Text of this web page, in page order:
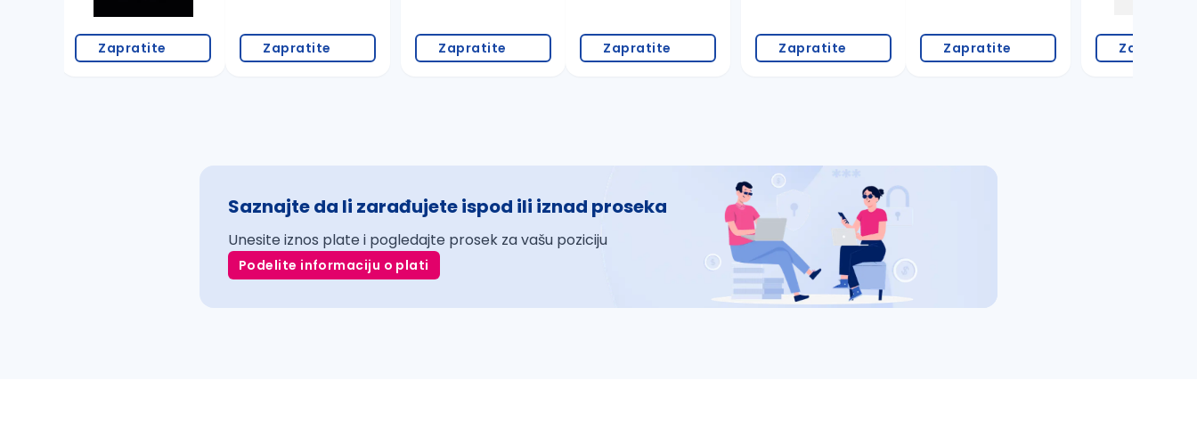
Zapratite Zapratite Zapratite Zapratite Zapratite Zapratite Zapratite
Saznajte da li zarađujete ispod ili iznad proseka
Unesite iznos plate i pogledajte prosek za vašu poziciju
Podelite informaciju o plati